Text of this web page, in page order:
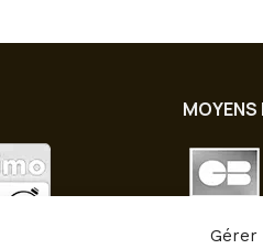
Gérer
MOYENS